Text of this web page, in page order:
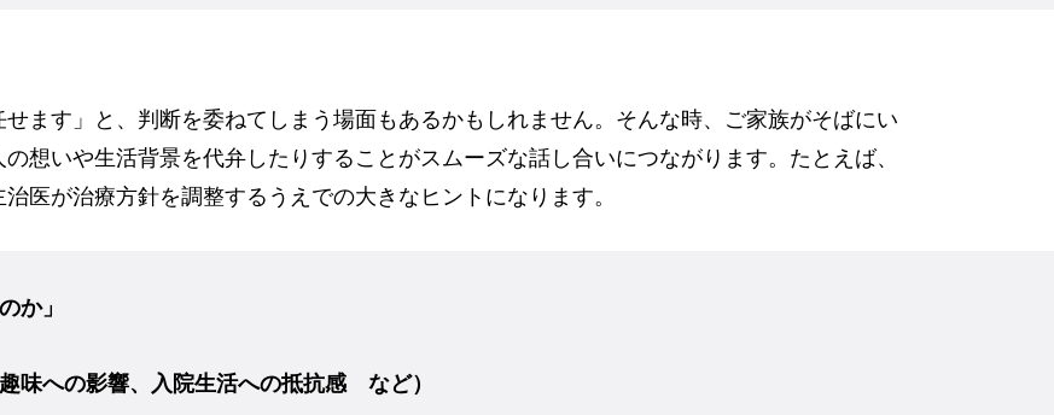
ます」と、判断を委ねてしまう場面もあるかもしれません。そんな時、ご家族がそばにい
想いや生活背景を代弁したりすることがスムーズな話し合いにつながります。たとえば、
医が治療方針を調整するうえでの大きなヒントになります。
か」
味への影響、入院生活への抵抗感 など）